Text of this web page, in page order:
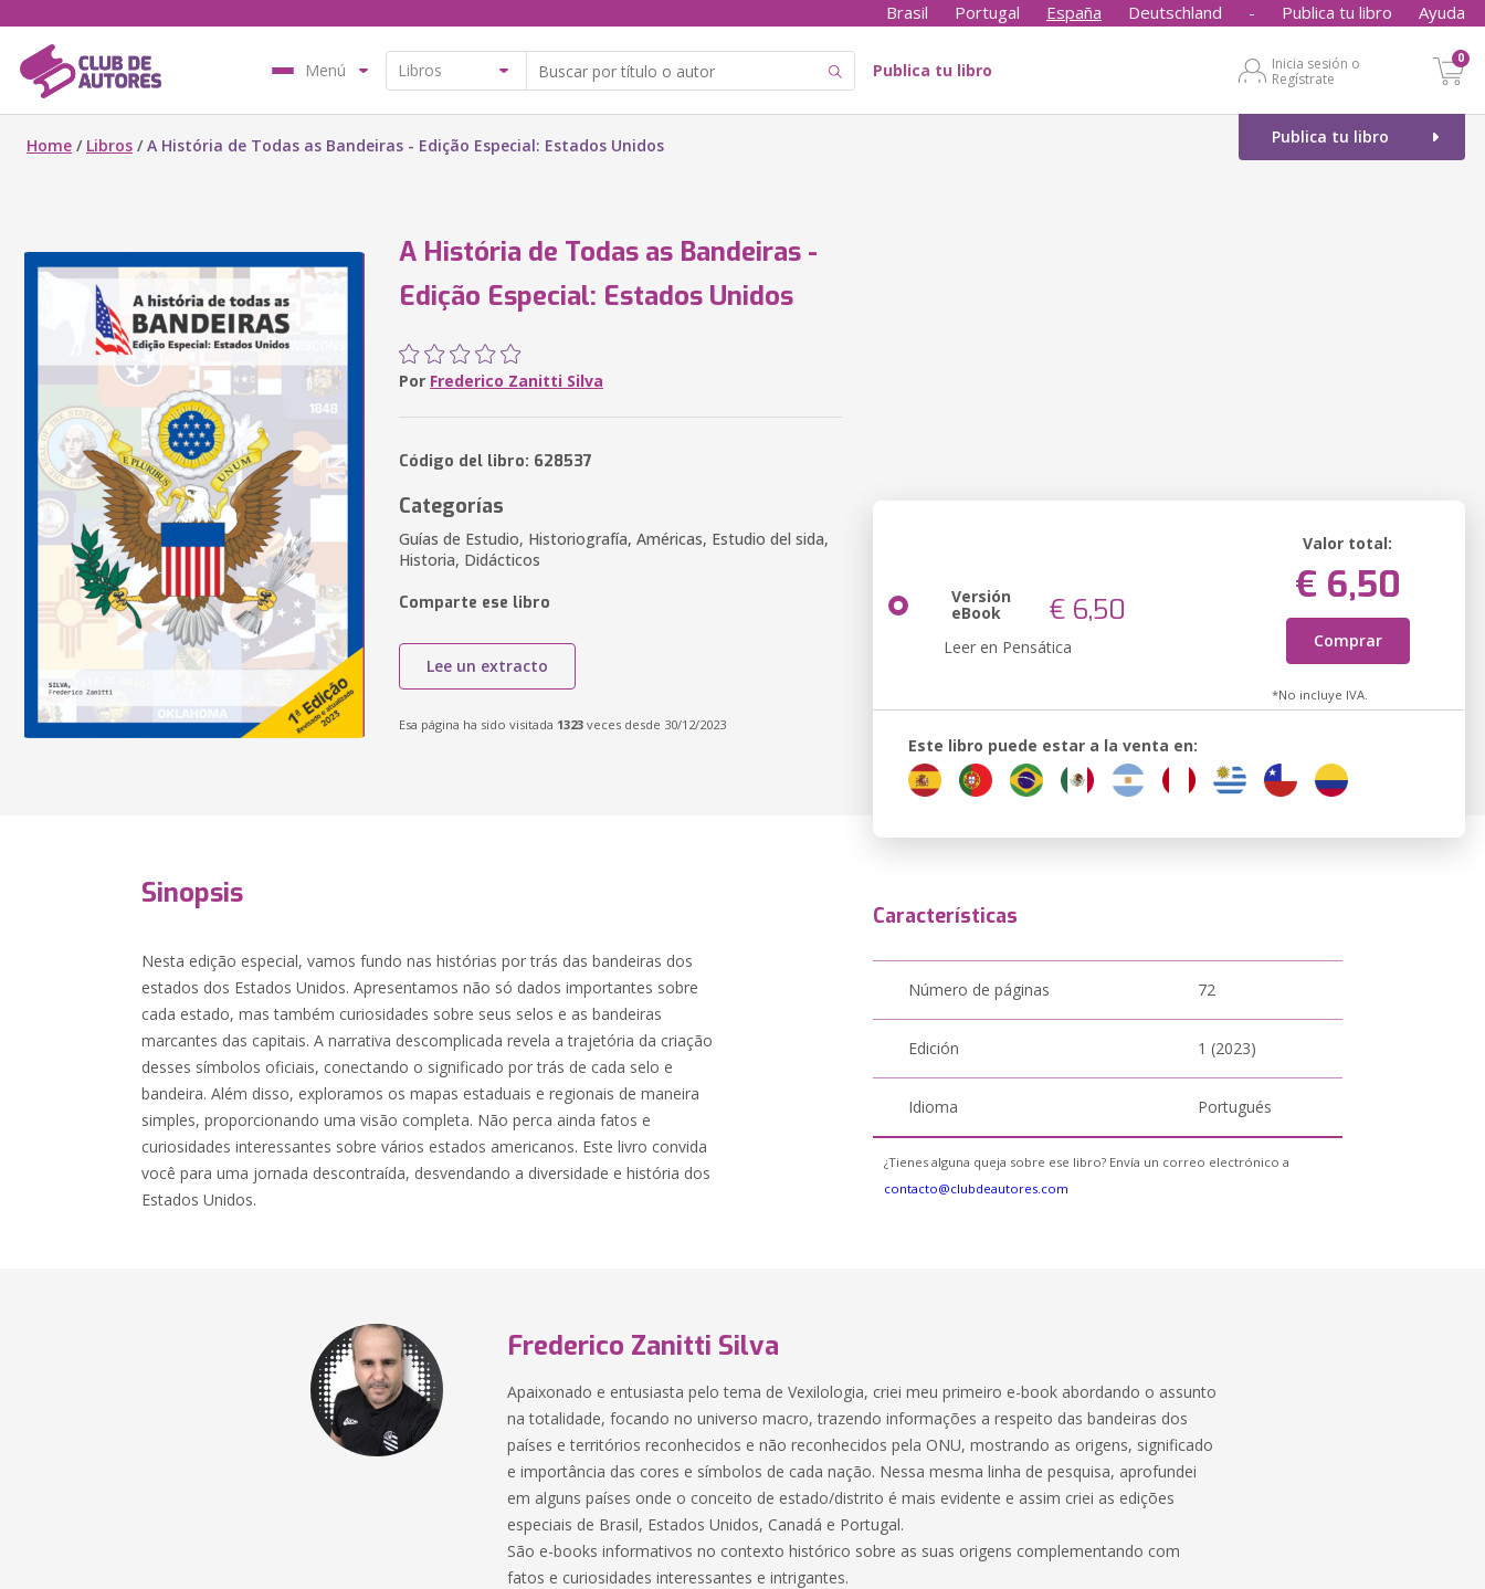
Brasil Portugal España Deutschland - Publica tu libro Ayuda
Menú Publica tu libro
Inicia sesión o
Regístrate
0
Publica tu libro
Home / Libros /A História de Todas as Bandeiras - Edição Especial: Estados Unidos
A História de Todas as Bandeiras -
Edição Especial: Estados Unidos
Por Frederico Zanitti Silva
Código del libro: 628537
Categorías
Guías de Estudio, Historiografía, Américas, Estudio del sida,
Historia, Didácticos
Comparte ese libro
Lee un extracto
Esa página ha sido visitada 1323 veces desde 30/12/2023
Versión
eBook € 6,50
Leer en Pensática
Valor total:
€ 6,50
Comprar
*No incluye IVA.
Este libro puede estar a la venta en:
Sinopsis
Nesta edição especial, vamos fundo nas histórias por trás das bandeiras dos
estados dos Estados Unidos. Apresentamos não só dados importantes sobre
cada estado, mas também curiosidades sobre seus selos e as bandeiras
marcantes das capitais. A narrativa descomplicada revela a trajetória da criação
desses símbolos oficiais, conectando o significado por trás de cada selo e
bandeira. Além disso, exploramos os mapas estaduais e regionais de maneira
simples, proporcionando uma visão completa. Não perca ainda fatos e
curiosidades interessantes sobre vários estados americanos. Este livro convida
você para uma jornada descontraída, desvendando a diversidade e história dos
Estados Unidos.
Características
Número de páginas 72
Edición 1 (2023)
Idioma Portugués
¿Tienes alguna queja sobre ese libro? Envía un correo electrónico a
contacto@clubdeautores.com
Frederico Zanitti Silva
Apaixonado e entusiasta pelo tema de Vexilologia, criei meu primeiro e-book abordando o assunto
na totalidade, focando no universo macro, trazendo informações a respeito das bandeiras dos
países e territórios reconhecidos e não reconhecidos pela ONU, mostrando as origens, significado
e importância das cores e símbolos de cada nação. Nessa mesma linha de pesquisa, aprofundei
em alguns países onde o conceito de estado/distrito é mais evidente e assim criei as edições
especiais de Brasil, Estados Unidos, Canadá e Portugal.
São e-books informativos no contexto histórico sobre as suas origens complementando com
fatos e curiosidades interessantes e intrigantes.